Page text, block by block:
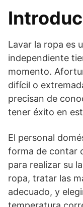
Lavar la ropa es
independiente
momento.
difícil o
precisan de
tener éxito en
El personal
forma de contar
para realizar su
ropa, tratar las
adecuado, y